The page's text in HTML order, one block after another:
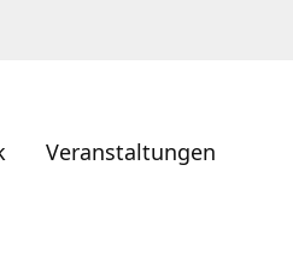
Veranstaltungen